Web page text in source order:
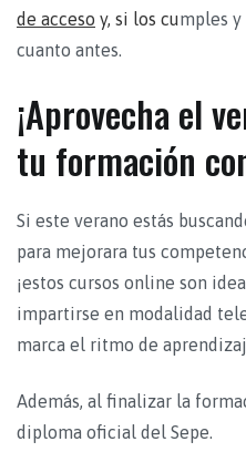
de acceso y, si los cumples y
cuanto antes.
¡Aprovecha el
tu formación
Si este verano estás
para mejorara tus
¡estos cursos online son
impartirse en modalidad
marca el ritmo de
Además, al finalizar la
diploma oficial del Sepe.